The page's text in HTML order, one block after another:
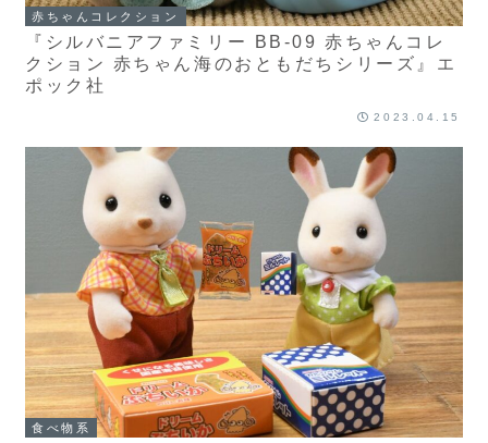
赤ちゃんコレクション
『シルバニアファミリー BB-09 赤ちゃんコレ
クション 赤ちゃん海のおともだちシリーズ』エ
ポック社
2023.04.15
食べ物系